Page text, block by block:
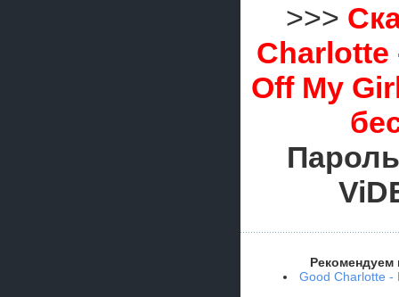
>>>
Charlotte
Off My
Рекомендуем
Good Charlotte -